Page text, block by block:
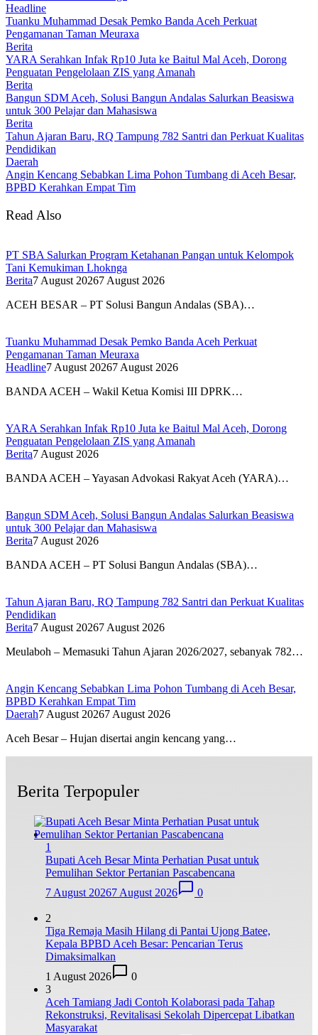
Headline
Tuanku Muhammad Desak Pemko Banda Aceh Perkuat
Pengamanan Taman Meuraxa
Berita
YARA Serahkan Infak Rp10 Juta ke Baitul Mal Aceh, Dorong
Penguatan Pengelolaan ZIS yang Amanah
Berita
Bangun SDM Aceh, Solusi Bangun Andalas Salurkan Beasiswa
untuk 300 Pelajar dan Mahasiswa
Berita
Tahun Ajaran Baru, RQ Tampung 782 Santri dan Perkuat Kualitas
Pendidikan
Daerah
Angin Kencang Sebabkan Lima Pohon Tumbang di Aceh Besar,
BPBD Kerahkan Empat Tim
Read Also
PT SBA Salurkan Program Ketahanan Pangan untuk Kelompok
Tani Kemukiman Lhoknga
Berita7 August 20267 August 2026
ACEH BESAR – PT Solusi Bangun Andalas (SBA)…
Tuanku Muhammad Desak Pemko Banda Aceh Perkuat
Pengamanan Taman Meuraxa
Headline7 August 20267 August 2026
BANDA ACEH – Wakil Ketua Komisi III DPRK…
YARA Serahkan Infak Rp10 Juta ke Baitul Mal Aceh, Dorong
Penguatan Pengelolaan ZIS yang Amanah
Berita7 August 2026
BANDA ACEH – Yayasan Advokasi Rakyat Aceh (YARA)…
Bangun SDM Aceh, Solusi Bangun Andalas Salurkan Beasiswa
untuk 300 Pelajar dan Mahasiswa
Berita7 August 2026
BANDA ACEH – PT Solusi Bangun Andalas (SBA)…
Tahun Ajaran Baru, RQ Tampung 782 Santri dan Perkuat Kualitas
Pendidikan
Berita7 August 20267 August 2026
Meulaboh – Memasuki Tahun Ajaran 2026/2027, sebanyak 782…
Angin Kencang Sebabkan Lima Pohon Tumbang di Aceh Besar,
BPBD Kerahkan Empat Tim
Daerah7 August 20267 August 2026
Aceh Besar – Hujan disertai angin kencang yang…
Berita Terpopuler
1
Bupati Aceh Besar Minta Perhatian Pusat untuk
Pemulihan Sektor Pertanian Pascabencana
7 August 20267 August 2026 0
2
Tiga Remaja Masih Hilang di Pantai Ujong Batee,
Kepala BPBD Aceh Besar: Pencarian Terus
Dimaksimalkan
1 August 2026
0
3
Aceh Tamiang Jadi Contoh Kolaborasi pada Tahap
Rekonstruksi, Revitalisasi Sekolah Dipercepat Libatkan
Masyarakat